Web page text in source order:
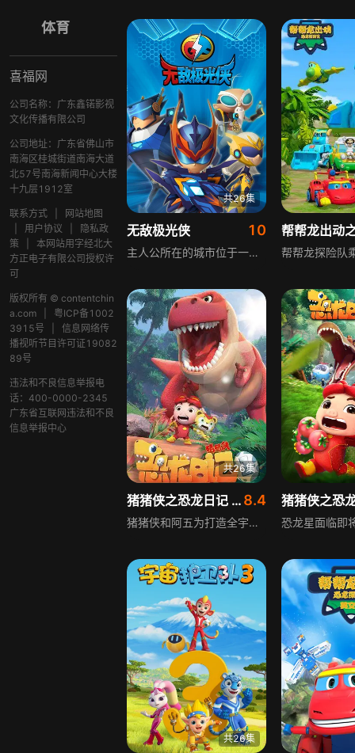
体育
喜福网
公司名称：广东鑫锘影视
文化传播有限公司
公司地址：广东省佛山市
南海区桂城街道南海大道
北57号南海新闻中心大楼
十九层1912室
联系方式
网站地图
用户协议
隐私政
策
本网站用字经北大
方正电子有限公司授权许
可
版权所有 © contentchin
a.com
粤ICP备1002
3915号
信息网络传
播视听节目许可证19082
89号
违法和不良信息举报电
话：400-0000-2345
广东省互联网违法和不良
信息举报中心
共26集
无敌极光侠 10
主人公所在的城市位于一片沙漠之中，两年前不明飞行物的降落使得市中心的坐标大厦披上了一层怎么也融化不了的坚冰，两年间这件事本来已经被淡忘，却因为不可思议的犯罪事件又一次拉开了序幕。
共26集
猪猪侠之恐龙日记 第一季 8.4
猪猪侠和阿五为打造全宇宙最棒的恐龙博物馆，一同前往遥远的恐龙时代，在充满未知的远古环境中，记录各类恐龙的生态资料，过程中探索恐龙的生活习性、生存状态等，开启一段充满趣味与科普价值的远古探索之旅。
共26集